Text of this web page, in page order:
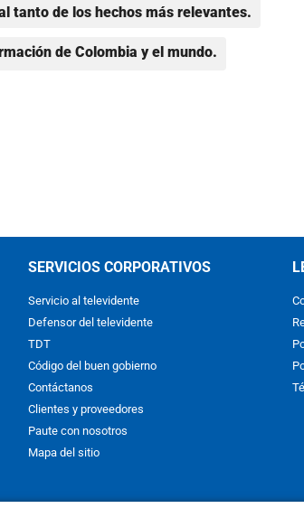
tanto de los hechos más relevantes.
de Colombia y el mundo.
SERVICIOS CORPORATIVOS
Servicio al televidente
Defensor del televidente
TDT
Código del buen gobierno
Contáctanos
Clientes y proveedores
Paute con nosotros
Mapa del sitio